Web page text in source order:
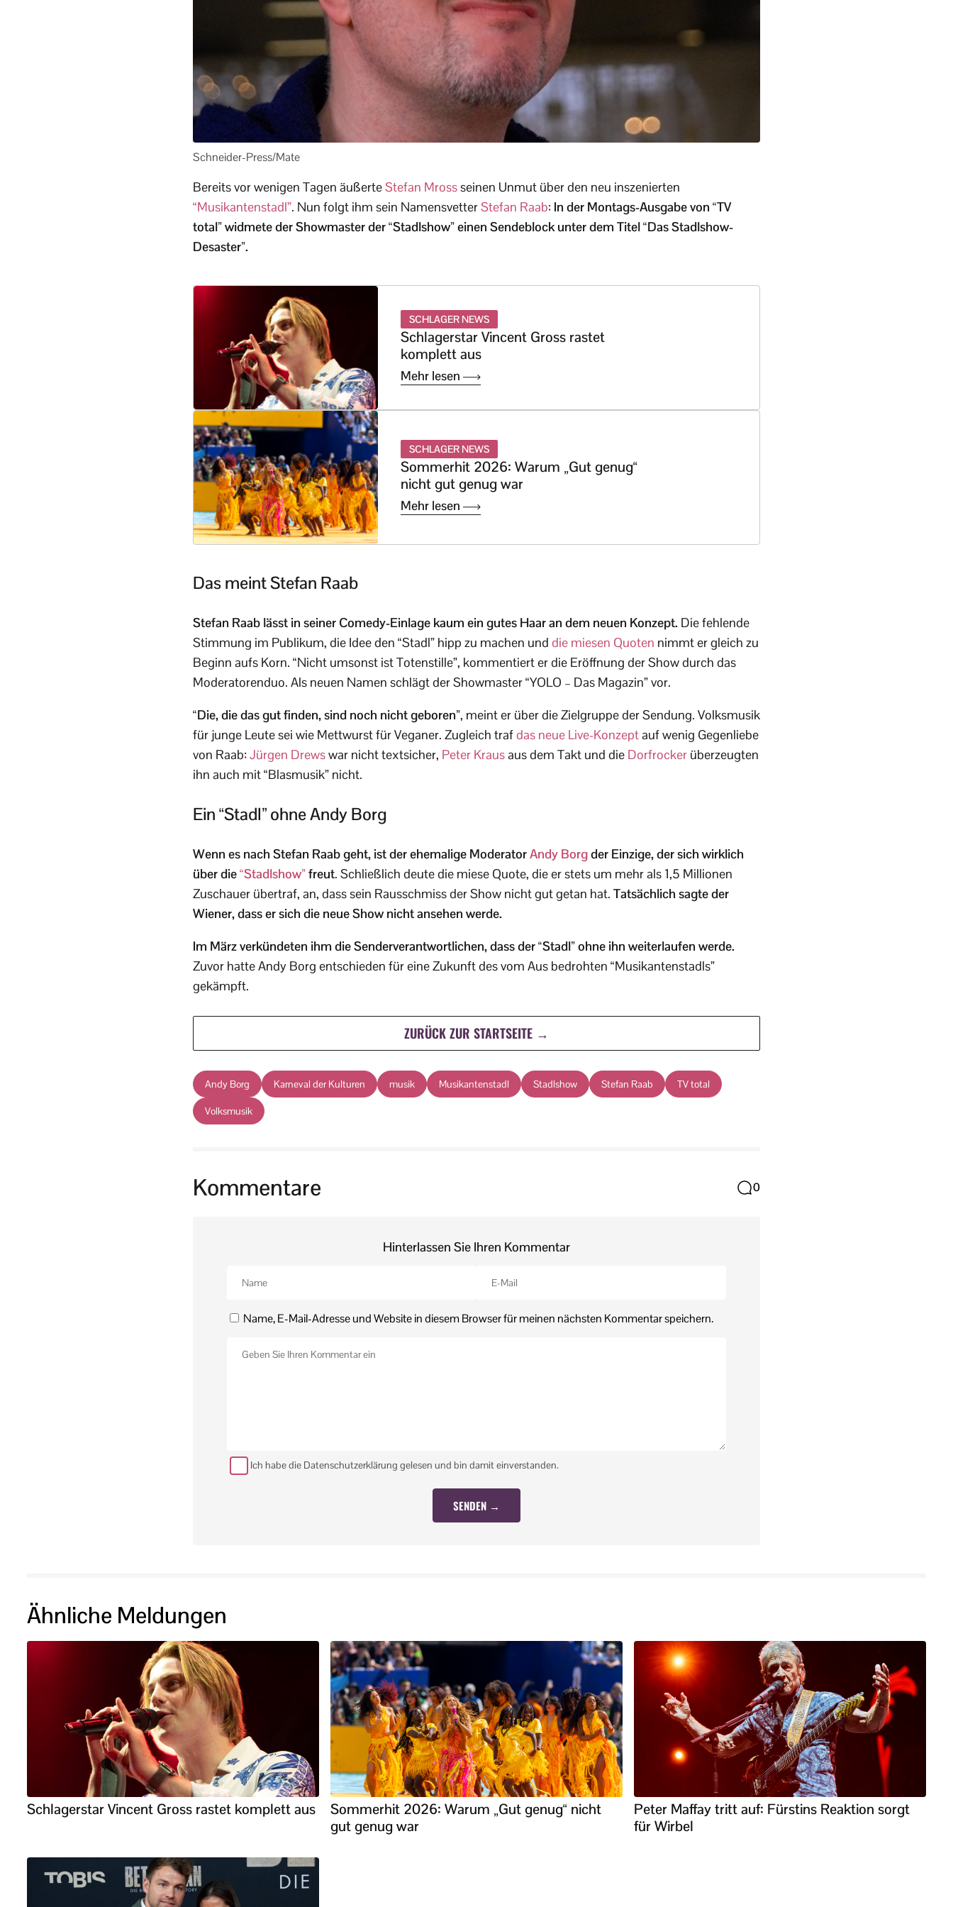
Schneider-Press/Mate
Bereits vor wenigen Tagen äußerteStefan Mrossseinen Unmut über den neu inszenierten
“Musikantenstadl”. Nun folgt ihm sein NamensvetterStefan Raab: In der Montags-Ausgabe von “TV
total” widmete der Showmaster der “Stadlshow” einen Sendeblock unter dem Titel “Das Stadlshow-
Desaster”.
SCHLAGER NEWS
Schlagerstar Vincent Gross rastet
komplett aus
Mehr lesen
SCHLAGER NEWS
Sommerhit 2026: Warum „Gut genug“
nicht gut genug war
Mehr lesen
Das meint Stefan Raab
Stefan Raab lässt in seiner Comedy-Einlage kaum ein gutes Haar an dem neuen Konzept. Die fehlende
Stimmung im Publikum, die Idee den “Stadl” hipp zu machen und die miesen Quoten nimmt er gleich zu
Beginn aufs Korn. “Nicht umsonst ist Totenstille”, kommentiert er die Eröffnung der Show durch das
Moderatorenduo. Als neuen Namen schlägt der Showmaster “YOLO – Das Magazin” vor.
“Die, die das gut finden, sind noch nicht geboren”, meint er über die Zielgruppe der Sendung. Volksmusik
für junge Leute sei wie Mettwurst für Veganer. Zugleich trafdas neue Live-Konzeptauf wenig Gegenliebe
von Raab: Jürgen Drewswar nicht textsicher, Peter Krausaus dem Takt und die Dorfrocker überzeugten
ihn auch mit “Blasmusik” nicht.
Ein “Stadl” ohne Andy Borg
Wenn es nach Stefan Raab geht, ist der ehemalige ModeratorAndy Borgder Einzige, der sich wirklich
über die“Stadlshow”freut. Schließlich deute die miese Quote, die er stets um mehr als 1,5 Millionen
Zuschauer übertraf, an, dass sein Rausschmiss der Show nicht gut getan hat. Tatsächlich sagte der
Wiener, dass er sich die neue Show nicht ansehen werde.
Im März verkündeten ihm die Senderverantwortlichen, dass der “Stadl” ohne ihn weiterlaufen werde.
Zuvor hatte Andy Borg entschieden für eine Zukunft des vom Aus bedrohten “Musikantenstadls”
gekämpft.
ZURÜCK ZUR STARTSEITE →
Andy Borg Karneval der Kulturen musik Musikantenstadl Stadlshow Stefan Raab TV total
Volksmusik
Kommentare 0
Hinterlassen Sie Ihren Kommentar
Name, E-Mail-Adresse und Website in diesem Browser für meinen nächsten Kommentar speichern.
Ich habe die Datenschutzerklärung gelesen und bin damit einverstanden.
Ähnliche Meldungen
Schlagerstar Vincent Gross rastet komplett aus
Sommerhit 2026: Warum „Gut genug“ nicht
gut genug war
Peter Maffay tritt auf: Fürstins Reaktion sorgt
für Wirbel